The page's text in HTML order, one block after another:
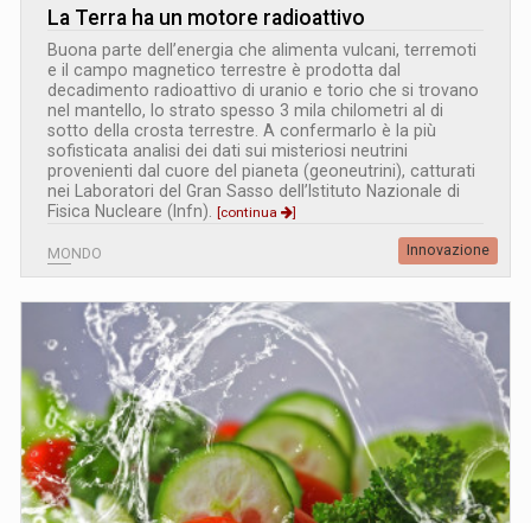
La Terra ha un motore radioattivo
Buona parte dell’energia che alimenta vulcani, terremoti
e il campo magnetico terrestre è prodotta dal
decadimento radioattivo di uranio e torio che si trovano
nel mantello, lo strato spesso 3 mila chilometri al di
sotto della crosta terrestre. A confermarlo è la più
sofisticata analisi dei dati sui misteriosi neutrini
provenienti dal cuore del pianeta (geoneutrini), catturati
nei Laboratori del Gran Sasso dell’Istituto Nazionale di
Fisica Nucleare (Infn).
[continua ]
MONDO Innovazione